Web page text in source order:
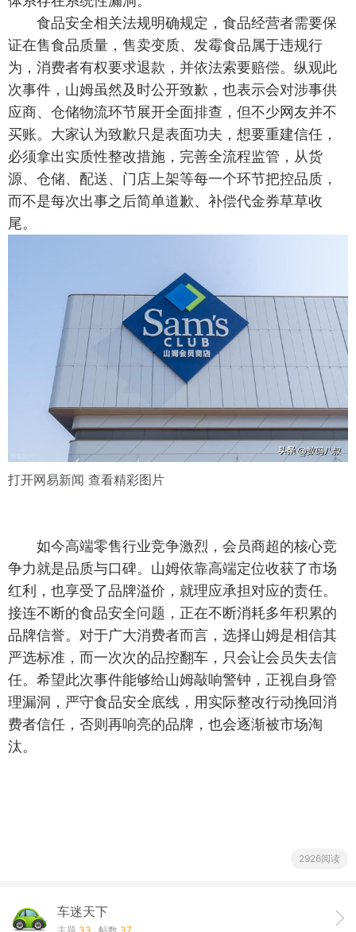
食品安全相关法规明确规定，食品经营者需要保
证在售食品质量，售卖变质、发霉食品属于违规行
为，消费者有权要求退款，并依法索要赔偿。纵观此
次事件，山姆虽然及时公开致歉，也表示会对涉事供
应商、仓储物流环节展开全面排查，但不少网友并不
买账。大家认为致歉只是表面功夫，想要重建信任，
必须拿出实质性整改措施，完善全流程监管，从货
源、仓储、配送、门店上架等每一个环节把控品质，
而不是每次出事之后简单道歉、补偿代金券草草收
尾。
打开网易新闻 查看精彩图片
如今高端零售行业竞争激烈，会员商超的核心竞
争力就是品质与口碑。山姆依靠高端定位收获了市场
红利，也享受了品牌溢价，就理应承担对应的责任。
接连不断的食品安全问题，正在不断消耗多年积累的
品牌信誉。对于广大消费者而言，选择山姆是相信其
严选标准，而一次次的品控翻车，只会让会员失去信
任。希望此次事件能够给山姆敲响警钟，正视自身管
理漏洞，严守食品安全底线，用实际整改行动挽回消
费者信任，否则再响亮的品牌，也会逐渐被市场淘
汰。
2926阅读
车迷天下